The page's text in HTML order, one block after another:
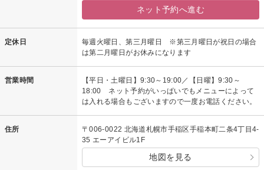
ネット予約へ進む
定休日
毎週火曜日、第三月曜日 ※第三月曜日が祝日の場合
は第二月曜日がお休みになります
営業時間
【平日・土曜日】9:30～19:00／【日曜】9:30～
18:00 ネット予約がいっぱいでもメニューによって
は入れる場合もございますので一度お電話ください。
住所
〒006-0022 北海道札幌市手稲区手稲本町二条4丁目4-
35 エーアイビル1F
地図を見る